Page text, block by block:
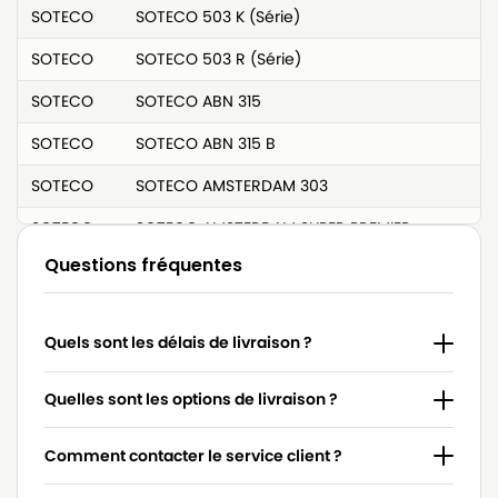
SOTECO
SOTECO 503 K (Série)
SOTECO
SOTECO 503 R (Série)
SOTECO
SOTECO ABN 315
SOTECO
SOTECO ABN 315 B
SOTECO
SOTECO AMSTERDAM 303
SOTECO
SOTECO AMSTERDAM SUPER PREMIER
SOTECO
SOTECO ARG DAK 103 SM
SOTECO
SOTECO BASE 315
SOTECO
SOTECO BOX
SOTECO
SOTECO BOX 1000
Questions fréquentes
Quels sont les délais de livraison ?
Quelles sont les options de livraison ?
Comment contacter le service client ?